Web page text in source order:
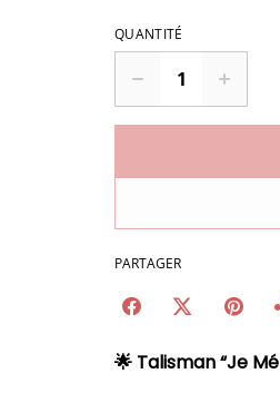
QUANTITÉ
PARTAGER
🌟 Talisman “Je